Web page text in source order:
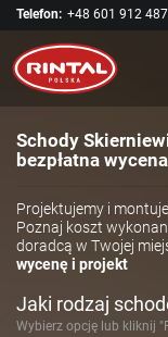
Telefon: +48 601 912 487
Schody
bezpłatna wycena
Projektujemy i
Poznaj koszt
doradcą w Twojej
wycenę i projekt
Jaki rodzaj
Wybierz opcję lub kliknij